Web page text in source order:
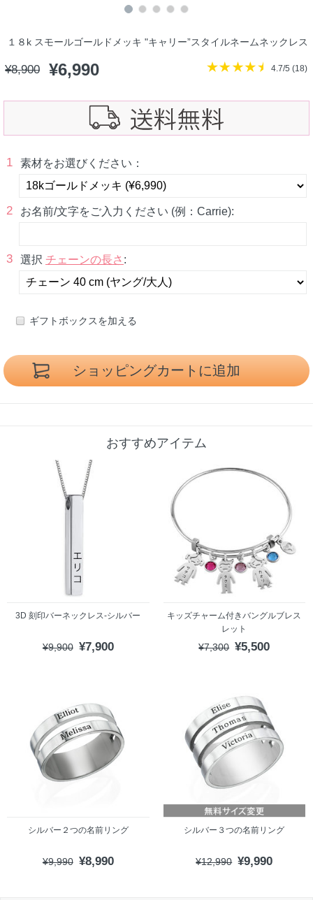
１８k スモールゴールドメッキ "キャリー”スタイルネームネックレス
¥8,900 ¥6,990 4.7/5 (18)
1 素材をお選びください：
2 お名前/文字をご入力ください (例：Carrie):
3 選択 チェーンの長さ :
ギフトボックスを加える
おすすめアイテム
3D 刻印バーネックレス-シルバー
¥9,900 ¥7,900
キッズチャーム付きバングルブレス
レット
¥7,300 ¥5,500
シルバー２つの名前リング
¥9,990 ¥8,990
シルバー３つの名前リング
¥12,990 ¥9,990